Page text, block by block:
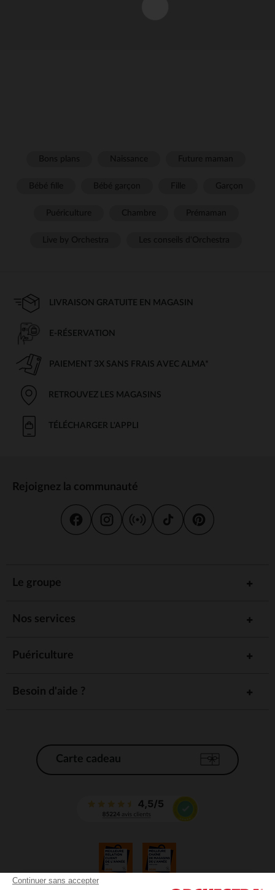
Continuer sans accepter
LIVRAISON GRATUITE EN MAGASIN
E-RÉSERVATION
PAIEMENT 3X SANS FRAIS AVEC ALMA*
RETROUVEZ LES MAGASINS
TÉLÉCHARGER L'APPLI
Rejoignez la communauté
Le groupe
Nos services
Puériculture
Besoin d'aide ?
Carte cadeau